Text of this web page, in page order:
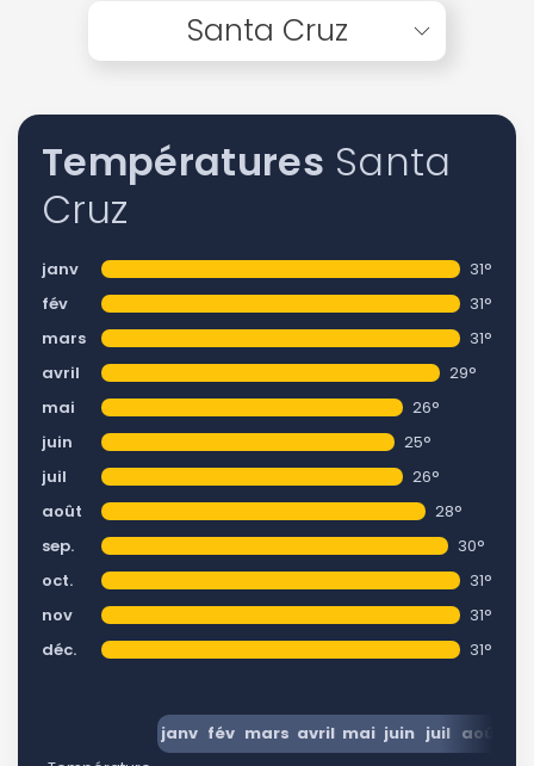
Santa Cruz
Températures Santa
Cruz
janv
31°
fév
31°
mars
31°
avril
29°
mai
26°
juin
25°
juil
26°
août
28°
sep.
30°
oct.
31°
nov
31°
déc.
31°
janv fév mars avril mai juin juil août